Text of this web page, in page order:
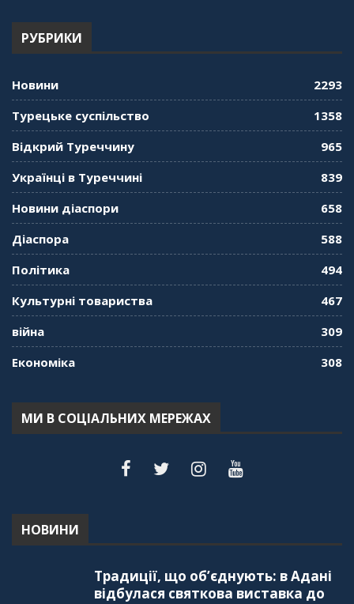
РУБРИКИ
Новини
2293
Турецьке суспільство
1358
Відкрий Туреччину
965
Українці в Туреччині
839
Новини діаспори
658
Діаспора
588
Політика
494
Культурні товариства
467
війна
309
Економіка
308
МИ В СОЦІАЛЬНИХ МЕРЕЖАХ
НОВИНИ
Традиції, що об’єднують: в Адані
відбулася святкова виставка до